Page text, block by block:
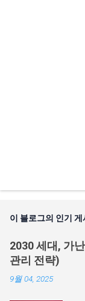
이 블로그의 인기 게
2030 세대, 가
관리 전략)
9월 04, 2025